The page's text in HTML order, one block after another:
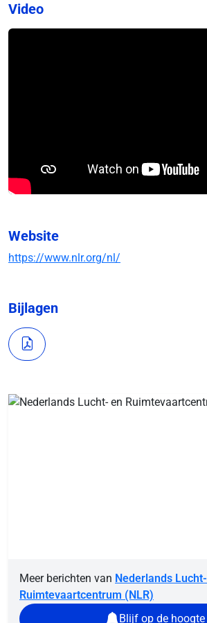
Video
Website
https://www.nlr.org/nl/
Bijlagen
Meer berichten van Nederlands
Ruimtevaartcentrum (NLR)
Blijf op de hoogte